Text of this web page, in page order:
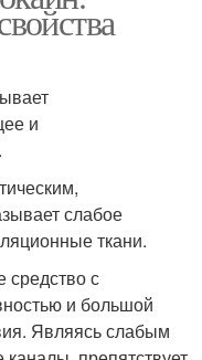
и
слабое
ткани.
средство с
и большой
Являясь слабым